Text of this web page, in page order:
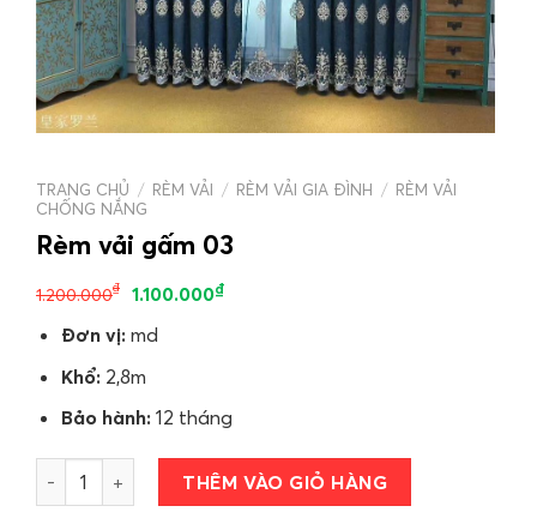
TRANG CHỦ / RÈM VẢI / RÈM VẢI GIA ĐÌNH / RÈM VẢI
CHỐNG NẮNG
Rèm vải gấm 03
1.200.000₫ 1.100.000₫
Đơn vị: md
Khổ: 2,8m
Bảo hành: 12 tháng
Rèm vải gấm 03 số lượngTHÊM VÀO GIỎ HÀNG